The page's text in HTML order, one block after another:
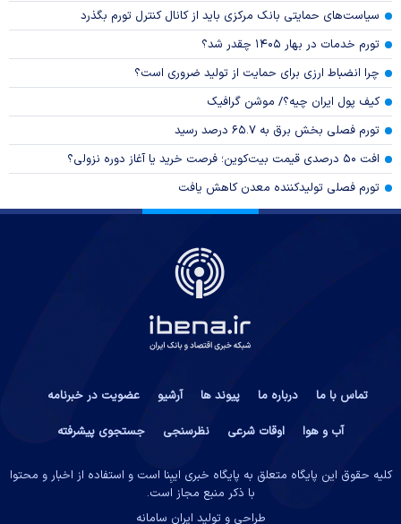
سیاست‌های حمایتی بانک مرکزی باید از کانال کنترل تورم بگذرد
تورم خدمات در بهار ۱۴۰۵ چقدر شد؟
چرا انضباط ارزی برای حمایت از تولید ضروری است؟
کیف پول ایران چیه؟/ موشن گرافیک
تورم فصلی بخش برق به ۶۵.۷ درصد رسید
افت ۵۰ درصدی قیمت بیت‌کوین؛ فرصت خرید یا آغاز دوره نزولی؟
تورم فصلی تولیدکننده معدن کاهش یافت
تماس با ما درباره ما پیوند ها آرشیو
عضویت در خبرنامه
آب و هوا
اوقات شرعی نظرسنجی جستجوی پیشرفته
کلیه حقوق این پایگاه متعلق به پایگاه خبری ایبِنا است و استفاده از اخبار و محتوا
با ذکر منبع مجاز است.
طراحی و تولید ایران سامانه